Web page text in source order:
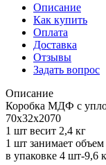
Описание
Как купить
Оплата
Доставка
Отзывы
Задать вопрос
Описание
Коробка МДФ с
70х32х2070
1 шт весит 2,4 кг
1 шт занимает
в упаковке 4 шт-9,6